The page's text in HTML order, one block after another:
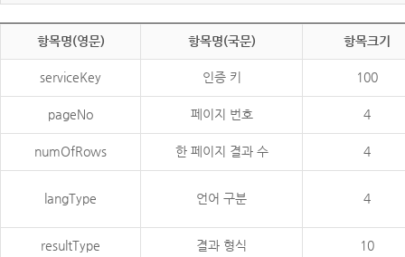
항목명(영문) 항목명(국문) 항목크기
serviceKey 인증 키 100
pageNo 페이지 번호 4
numOfRows 한 페이지 결과 수 4
langType 언어 구분 4
resultType 결과 형식 10